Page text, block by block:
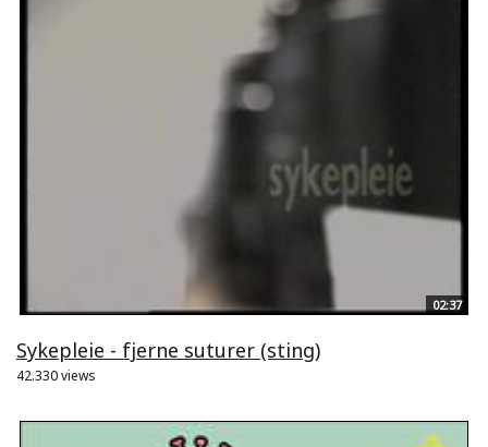
02:37
Sykepleie - fjerne suturer (sting)
42.330 views